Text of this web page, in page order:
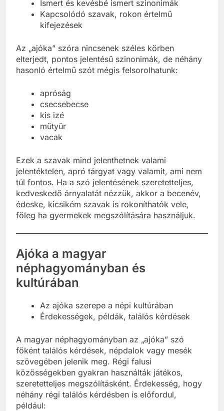
Ismert és kevésbé ismert szinonimák
Kapcsolódó szavak, rokon értelmű
kifejezések
Az „ajóka” szóra nincsenek széles körben
elterjedt, pontos jelentésű szinonimák, de néhány
hasonló értelmű szót mégis felsorolhatunk:
apróság
csecsebecse
kis izé
mütyür
vacak
Ezek a szavak mind jelenthetnek valami
jelentéktelen, apró tárgyat vagy valamit, ami nem
túl fontos. Ha a szó jelentésének szeretetteljes,
kedveskedő árnyalatát nézzük, akkor a becenév,
édeske, kicsikém szavak is rokoníthatók vele,
főleg ha gyermekek megszólítására használjuk.
Ajóka a magyar
néphagyományban és
kultúrában
Az ajóka szerepe a népi kultúrában
Érdekességek, példák, találós kérdések
A magyar néphagyományban az „ajóka” szó
főként találós kérdések, népdalok vagy mesék
szövegében jelenik meg. Régi falusi
közösségekben gyakran használták játékos,
szeretetteljes megszólításként. Érdekesség, hogy
néhány régi találós kérdésben is előfordul,
például: